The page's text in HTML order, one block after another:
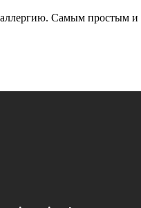
Самым простым